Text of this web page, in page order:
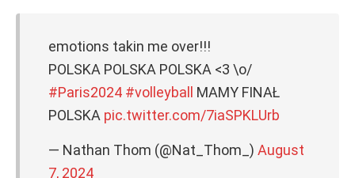
emotions takin me over!!!
POLSKA POLSKA POLSKA <3 \o/
#Paris2024 #volleyball
MAMY FINAŁ
POLSKA pic.twitter.com/7iaSPKLUrb
— Nathan Thom (@Nat_Thom_) August
7, 2024